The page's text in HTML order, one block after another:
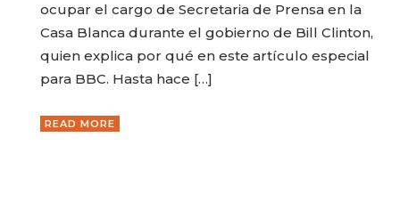
ocupar el cargo de Secretaria de Prensa en la
Casa Blanca durante el gobierno de Bill Clinton,
quien explica por qué en este artículo especial
para BBC. Hasta hace […]
READ MORE